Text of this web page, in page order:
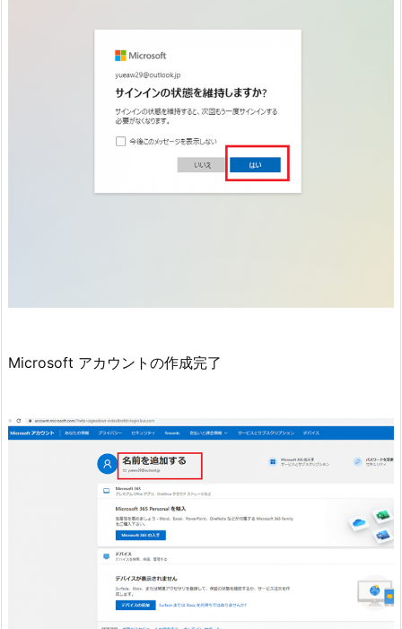
Microsoft アカウントの作成完了